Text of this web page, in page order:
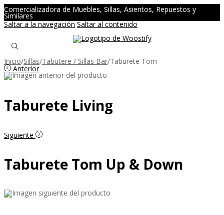
Comercializadora de Muebles, Sillas, Asientos, Repuestos y
Similares
Saltar a la navegación Saltar al contenido
Inicio/Sillas/Tabutere / Sillas Bar/Taburete Tom
Anterior
Taburete Living
Siguiente
Taburete Tom Up & Down